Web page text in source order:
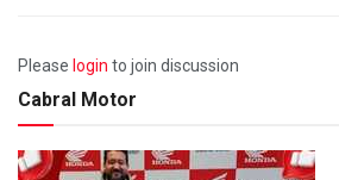
Please login to join discussion
Cabral Motor